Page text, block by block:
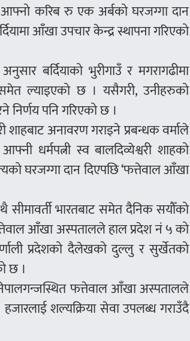
करिब रु एक अर्बको घरजग्गा दान
आँखा उपचार केन्द्र स्थापना गरिएको
बर्दियाको भुरीगाउँ र मगरागढीमा
समेत ल्याइएको छ । यसैगरी, उनीहरुको
पनि गरिएको छ ।
शाहबाट अनावरण गराइने प्रबन्धक वर्माले
धर्मपत्नी स्व बालदिव्येश्वरी शाहको
घरजग्गा दान दिएपछि ‘फत्तेवाल आँखा
सीमावर्ती भारतबाट समेत दैनिक सयौँको
आँखा अस्पतालले हाल प्रदेश नं ५ को
प्रदेशको दैलेखको दुल्लु र सुर्खेतको
छ ।
फत्तेवाल आँखा अस्पतालले
शल्यक्रिया सेवा उपलब्ध गराउँदै